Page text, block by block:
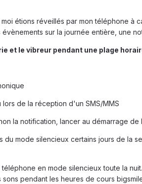
étions réveillés par mon téléphone à
sur la journée entière, une
et le vibreur pendant une plage
de la réception d'un SMS/MMS
la notification, lancer au démarrage
mode silencieux certains jours de la
en mode silencieux toute la
pendant les heures de cours